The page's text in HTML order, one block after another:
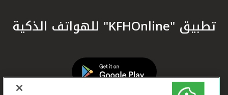
تطبيق "KFHOnline" للهواتف الذكية